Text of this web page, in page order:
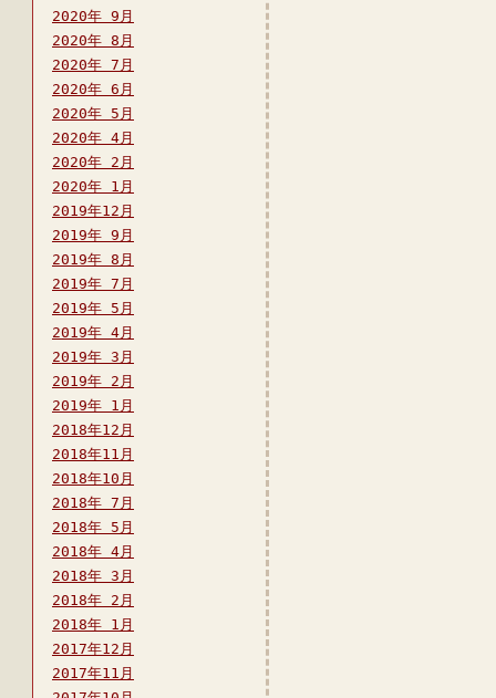
2020年 9月
2020年 8月
2020年 7月
2020年 6月
2020年 5月
2020年 4月
2020年 2月
2020年 1月
2019年12月
2019年 9月
2019年 8月
2019年 7月
2019年 5月
2019年 4月
2019年 3月
2019年 2月
2019年 1月
2018年12月
2018年11月
2018年10月
2018年 7月
2018年 5月
2018年 4月
2018年 3月
2018年 2月
2018年 1月
2017年12月
2017年11月